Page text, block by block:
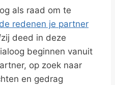
als raad om te
redenen je partner
deed in deze
beginnen vanuit
op zoek naar
en gedrag